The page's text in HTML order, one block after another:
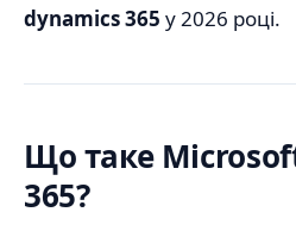
dynamics 365 у 2026 році.
Що таке
365?